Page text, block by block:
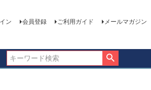
ン 会員登録 ご利用ガイド メールマガジン